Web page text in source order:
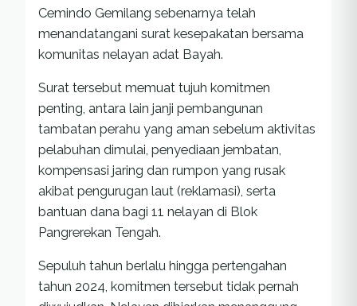
Cemindo Gemilang sebenarnya telah
menandatangani surat kesepakatan bersama
komunitas nelayan adat Bayah.
Surat tersebut memuat tujuh komitmen
penting, antara lain janji pembangunan
tambatan perahu yang aman sebelum aktivitas
pelabuhan dimulai, penyediaan jembatan,
kompensasi jaring dan rumpon yang rusak
akibat pengurugan laut (reklamasi), serta
bantuan dana bagi 11 nelayan di Blok
Pangrerekan Tengah.
Sepuluh tahun berlalu hingga pertengahan
tahun 2024, komitmen tersebut tidak pernah